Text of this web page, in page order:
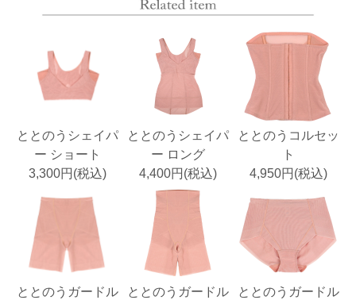
ととのうシェイパ
ー ショート
ととのうシェイパ
ー ロング
ととのうコルセッ
ト
3,300円(税込)
4,400円(税込) 4,950円(税込)
ととのうガードル
ととのうガードル
ととのうガードル